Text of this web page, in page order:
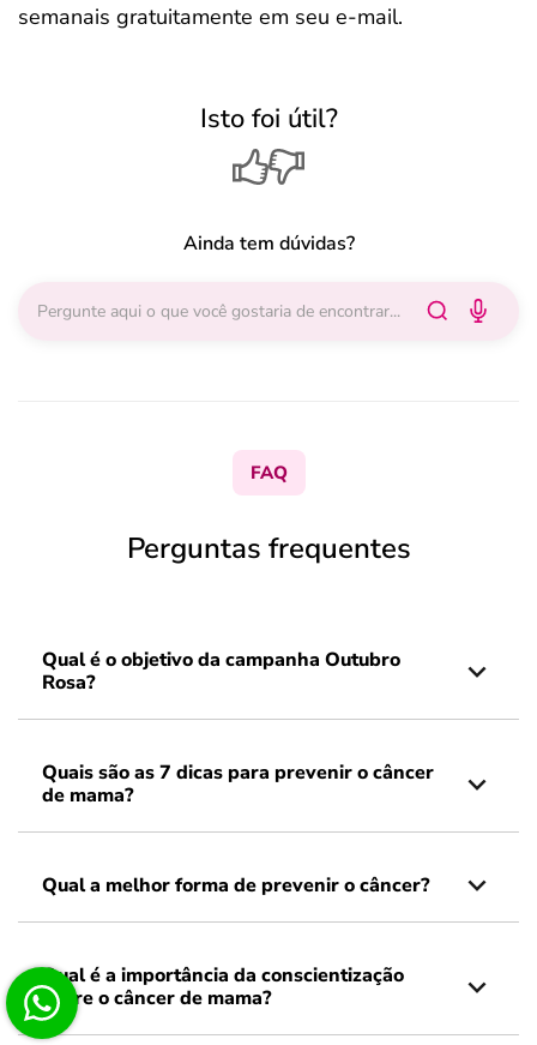
semanais gratuitamente em seu e-mail.
Isto foi útil?
Ainda tem dúvidas?
FAQ
Perguntas frequentes
Qual é o objetivo da campanha Outubro
Rosa?
Quais são as 7 dicas para prevenir o câncer
de mama?
Qual a melhor forma de prevenir o câncer?
Qual é a importância da conscientização
sobre o câncer de mama?